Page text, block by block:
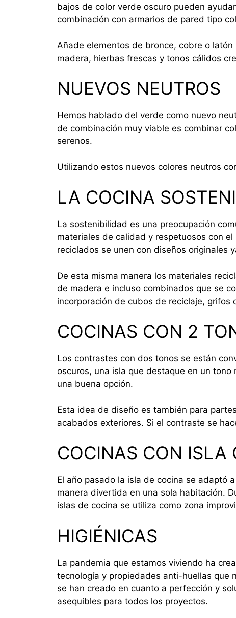
bajos de color verde oscuro pueden
combinación con armarios de pared tipo
Añade elementos de bronce, cobre o
madera, hierbas frescas y tonos cálidos
NUEVOS NEUTROS
Hemos hablado del verde como nuevo
de combinación muy viable es combinar
serenos.
Utilizando estos nuevos colores neutros
LA COCINA
La sostenibilidad es una preocupación
materiales de calidad y respetuosos con
reciclados se unen con diseños originales
De esta misma manera los materiales
de madera e incluso combinados que se
incorporación de cubos de reciclaje, grifos
COCINAS CON 2
Los contrastes con dos tonos se están
oscuros, una isla que destaque en un
una buena opción.
Esta idea de diseño es también para
acabados exteriores. Si el contraste se
COCINAS CON ISLA
El año pasado la isla de cocina se adaptó
manera divertida en una sola habitación.
islas de cocina se utiliza como zona
HIGIÉNICAS
La pandemia que estamos viviendo ha
tecnología y propiedades anti-huellas que
se han creado en cuanto a perfección y
asequibles para todos los proyectos.